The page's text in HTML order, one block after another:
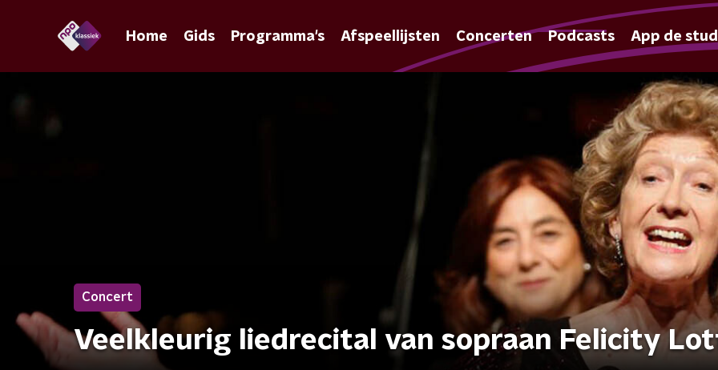
Home Gids Programma's Afspeellijsten Concerten Podcasts App de
Concert
Veelkleurig liedrecital van sopraan Felicity